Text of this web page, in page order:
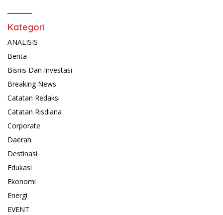
Kategori
ANALISIS
Berita
Bisnis Dan Investasi
Breaking News
Catatan Redaksi
Catatan Risdiana
Corporate
Daerah
Destinasi
Edukasi
Ekonomi
Energi
EVENT